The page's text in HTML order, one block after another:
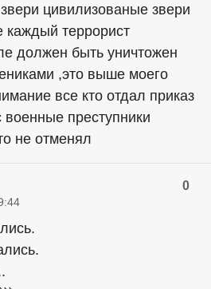
цивилизованые звери
каждый террорист
должен быть уничтожен
,это выше моего
все кто отдал приказ
преступники
не отменял
0